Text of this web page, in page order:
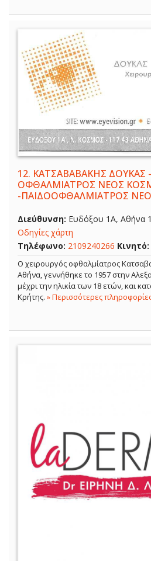
12. ΚΑΤΣΑΒΑΒΑΚΗΣ ΔΟΥΚΑΣ
ΟΦΘΑΛΜΙΑΤΡΟΣ ΝΕΟΣ
-ΠΑΙΔΟΟΦΘΑΛΜΙΑΤΡΟΣ
Διεύθυνση: Ευδόξου 1Α, Αθήνα
Οδηγίες χάρτη
Τηλέφωνο: 2109240266 Κινητό:
Ο χειρουργός οφθαλμίατρος
Αθήνα, γεννήθηκε το 1957 στην
μέχρι την ηλικία των 18 ετών, και
Κρήτης. » Περισσότερες